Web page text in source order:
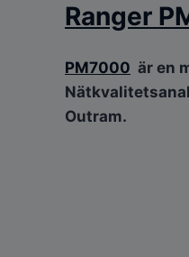
Ranger
PM7000 är en
Outram.